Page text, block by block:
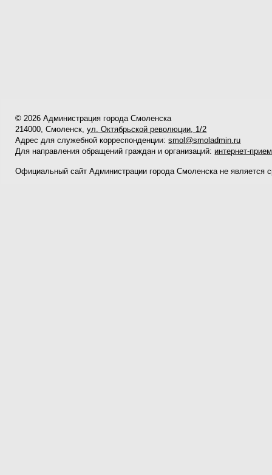
© 2026 Администрация города Смоленска
214000, Смоленск,ул. Октябрьской революции, 1/2
Адрес для служебной корреспонденции:smol@smoladmin.ru
Для направления обращений граждан и организаций: интернет-
Официальный сайт Администрации города Смоленска не является